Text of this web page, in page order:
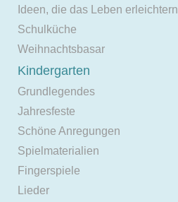
Ideen, die das Leben erleichtern
Schulküche
Weihnachtsbasar
Kindergarten
Grundlegendes
Jahresfeste
Schöne Anregungen
Spielmaterialien
Fingerspiele
Lieder